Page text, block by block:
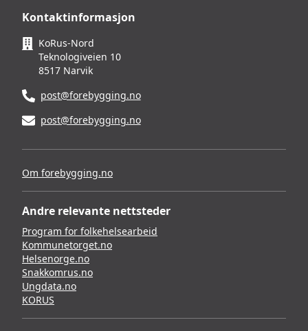
Kontaktinformasjon
KoRus-Nord
Teknologiveien 10
8517 Narvik
post@forebygging.no
post@forebygging.no
Om forebygging.no
Andre relevante nettsteder
Program for folkehelsearbeid
Kommunetorget.no
Helsenorge.no
Snakkomrus.no
Ungdata.no
KORUS